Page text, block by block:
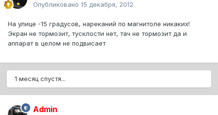
Опубликовано 15 декабря, 2012
На улице -15 градусов, нареканий по магнитоле никаких!
Экран не тормозит, тусклости нет, тач не тормозит да и
аппарат в целом не подвисает
1 месяц спустя...
Admin